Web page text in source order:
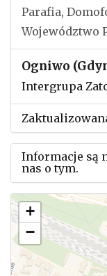
Parafia,
Województwo
Ogniwo
Intergrupa
Informacje są
nas o tym.
Użyj tego
zmianach w
+
−